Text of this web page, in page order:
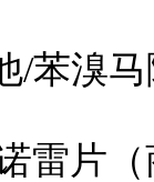
/苯溴
雷片